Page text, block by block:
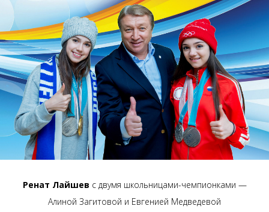
Ренат Лайшев с двумя школьницами-чемпионками —
Алиной Загитовой и Евгенией Медведевой